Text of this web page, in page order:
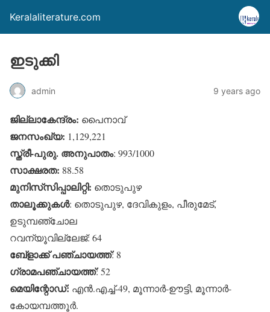
Keralaliterature.com
ഇടുക്കി
admin 9 years ago
ജില്ലാകേന്ദ്രം: പൈനാവ്
ജനസംഖ്യ: 1,129,221
സ്ത്രീ-പുരു. അനുപാതം: 993/1000
സാക്ഷരത: 88.58
മുനിസ്‌സിപ്പാലിറ്റി: തൊടുപുഴ
താലൂക്കുകള്‍: തൊടുപുഴ, ദേവികുളം, പീരുമേട്,
ഉടുമ്പഞ്ചോല
റവന്യൂവില്ലേജ്: 64
ബേ്‌ളാക്ക് പഞ്ചായത്ത്: 8
ഗ്രാമപഞ്ചായത്ത്: 52
മെയിന്റോഡ്: എന്‍.എച്ച്-49, മൂന്നാര്‍-ഊട്ടി, മൂന്നാര്‍-
കോയമ്പത്തൂര്‍.